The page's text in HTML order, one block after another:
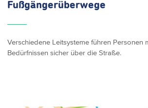
Fußgängerüberwege
Verschiedene Leitsysteme führen Personen
Bedürfnissen sicher über die Straße.